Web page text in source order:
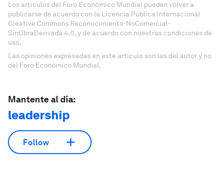
Los artículos del Foro Económico Mundial pueden volver a
publicarse de acuerdo con la Licencia Pública Internacional
Creative Commons Reconocimiento-NoComercial-
SinObraDerivada 4.0, y de acuerdo con nuestras condiciones de
uso.
Las opiniones expresadas en este artículo son las del autor y no
del Foro Económico Mundial.
Mantente al día:
leadership
Follow